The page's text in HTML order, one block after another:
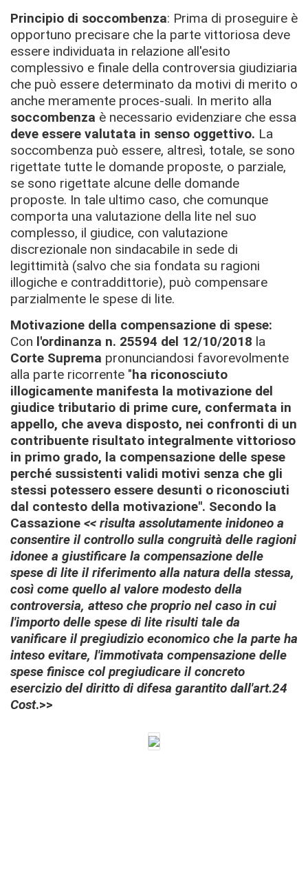
Principio di soccombenza: Prima di proseguire è
opportuno precisare che la parte vittoriosa deve
essere individuata in relazione all'esito
complessivo e finale della controversia giudiziaria
che può essere determinato da motivi di merito o
anche meramente proces-suali. In merito alla
soccombenza è necessario evidenziare che essa
deve essere valutata in senso oggettivo. La
soccombenza può essere, altresì, totale, se sono
rigettate tutte le domande proposte, o parziale,
se sono rigettate alcune delle domande
proposte. In tale ultimo caso, che comunque
comporta una valutazione della lite nel suo
complesso, il giudice, con valutazione
discrezionale non sindacabile in sede di
legittimità (salvo che sia fondata su ragioni
illogiche e contraddittorie), può compensare
parzialmente le spese di lite.
Motivazione della compensazione di spese:
Con l'ordinanza n. 25594 del 12/10/2018 la
Corte Suprema pronunciandosi favorevolmente
alla parte ricorrente "ha riconosciuto
illogicamente manifesta la motivazione del
giudice tributario di prime cure, confermata in
appello, che aveva disposto, nei confronti di un
contribuente risultato integralmente vittorioso
in primo grado, la compensazione delle spese
perché sussistenti validi motivi senza che gli
stessi potessero essere desunti o riconosciuti
dal contesto della motivazione". Secondo la
Cassazione << risulta assolutamente inidoneo a
consentire il controllo sulla congruità delle ragioni
idonee a giustificare la compensazione delle
spese di lite il riferimento alla natura della stessa,
così come quello al valore modesto della
controversia, atteso che proprio nel caso in cui
l'importo delle spese di lite risulti tale da
vanificare il pregiudizio economico che la parte ha
inteso evitare, l'immotivata compensazione delle
spese finisce col pregiudicare il concreto
esercizio del diritto di difesa garantito dall'art.24
Cost.>>